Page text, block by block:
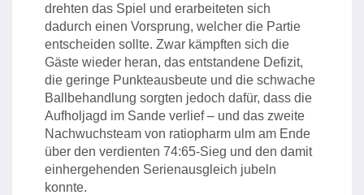
drehten das Spiel und erarbeiteten sich
dadurch einen Vorsprung, welcher die Partie
entscheiden sollte. Zwar kämpften sich die
Gäste wieder heran, das entstandene Defizit,
die geringe Punkteausbeute und die schwache
Ballbehandlung sorgten jedoch dafür, dass die
Aufholjagd im Sande verlief – und das zweite
Nachwuchsteam von ratiopharm ulm am Ende
über den verdienten 74:65-Sieg und den damit
einhergehenden Serienausgleich jubeln
konnte.